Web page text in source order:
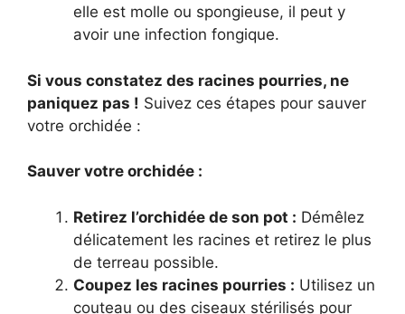
elle est molle ou spongieuse, il peut y
avoir une infection fongique.
Si vous constatez des racines pourries, ne
paniquez pas ! Suivez ces étapes pour sauver
votre orchidée :
Sauver votre orchidée :
Retirez l’orchidée de son pot : Démêlez
délicatement les racines et retirez le plus
de terreau possible.
Coupez les racines pourries : Utilisez un
couteau ou des ciseaux stérilisés pour